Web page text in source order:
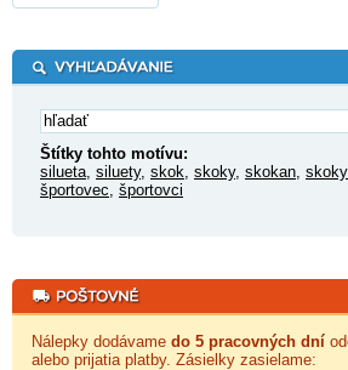
Štítky tohto motívu:
silueta siluety, skok skoky, skokan
športovec športovci
Nálepky dodávame do 5 pracovných dní
alebo prijatia platby. Zásielky zasielame: